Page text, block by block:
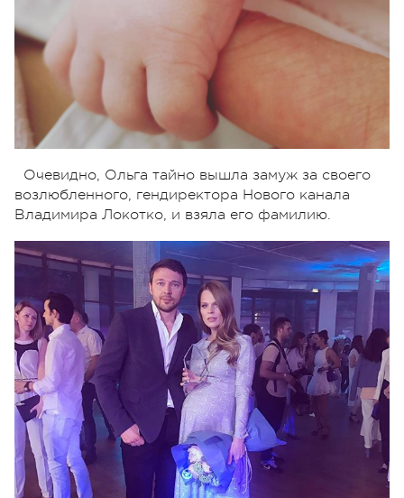
Очевидно, Ольга тайно вышла замуж за своего
возлюбленного, гендиректора Нового канала
Владимира Локотко, и взяла его фамилию.